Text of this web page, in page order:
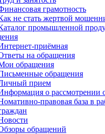
грамотность
не стать жертвой
промышленной
приёмная
на обращения
обращения
обращения
прием
о рассмотрении
правовая база в
обращений